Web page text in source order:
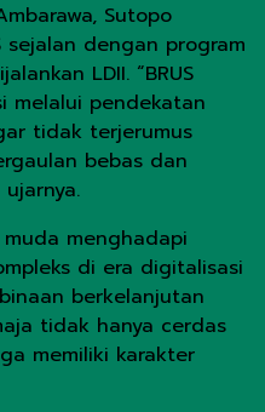
Sutopo
sejalan dengan program
LDII. “BRUS
melalui pendekatan
tidak terjerumus
bebas dan
menghadapi
di era digitalisasi
berkelanjutan
tidak hanya cerdas
memiliki karakter